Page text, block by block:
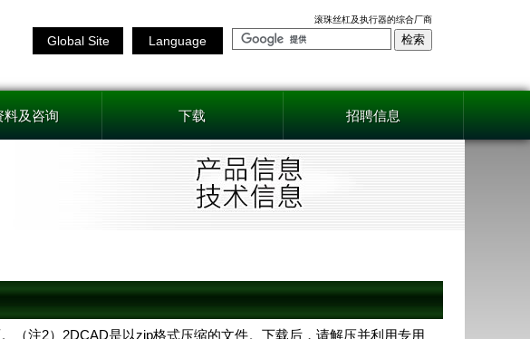
滚珠丝杠及执行器的综合厂商
Language
Global Site
料及咨询 下载 招聘信息
（注2）2DCAD是以zip格式压缩的文件。下载后，请解压并利用专用